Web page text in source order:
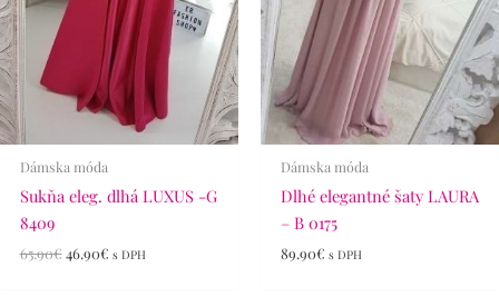
Dámska móda
Sukňa eleg. dlhá LUXUS -G
8409
65.90€ 46.90€ s DPH
Dámska móda
Dlhé elegantné šaty LAURA
– B 0175
89.90€ s DPH